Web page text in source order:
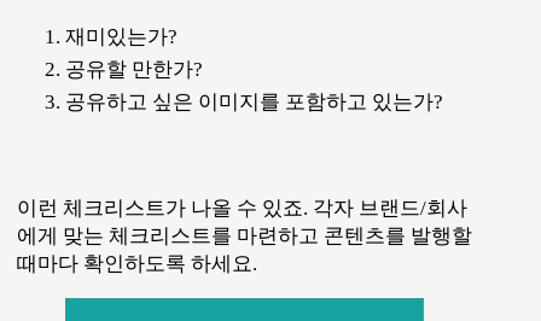
재미있는가?
공유할 만한가?
공유하고 싶은 이미지를 포함하고 있는가?
이런 체크리스트가 나올 수 있죠. 각자 브랜드/회사
에게 맞는 체크리스트를 마련하고 콘텐츠를 발행할
때마다 확인하도록 하세요.